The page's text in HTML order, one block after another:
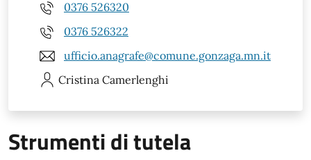
0376 526320
0376 526322
ufficio.anagrafe@comune.gonzaga.mn.it
Cristina Camerlenghi
Strumenti di tutela